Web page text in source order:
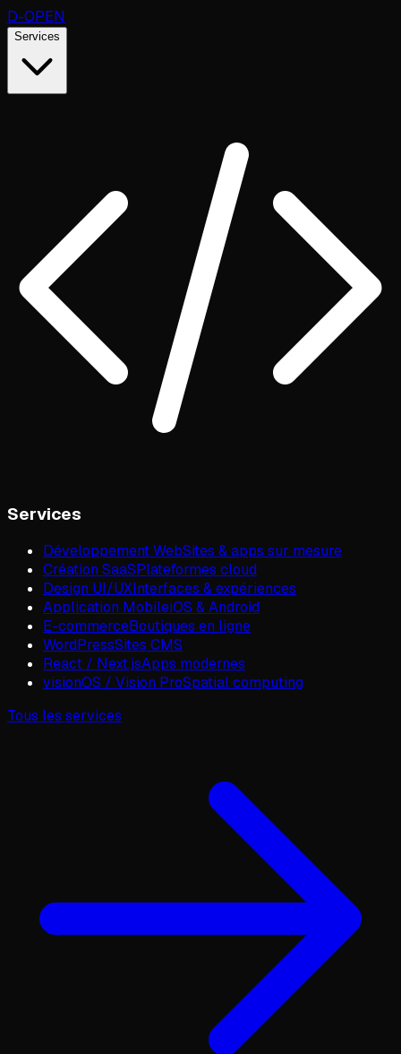
D-OPEN
Services
Services
Développement WebSites & apps sur mesure
Création SaaSPlateformes cloud
Design UI/UXInterfaces & expériences
Application MobileiOS & Android
E-commerceBoutiques en ligne
WordPressSites CMS
React / Next.jsApps modernes
visionOS / Vision ProSpatial computing
Tous les services